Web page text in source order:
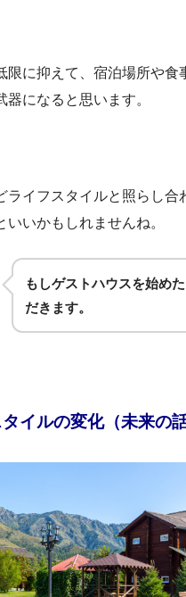
限に抑えて、宿泊場所や食
器になると思います。
ライフスタイルと照らし合
いいかもしれませんね。
もしゲストハウスを始め
だきます。
イルの変化（未来の話